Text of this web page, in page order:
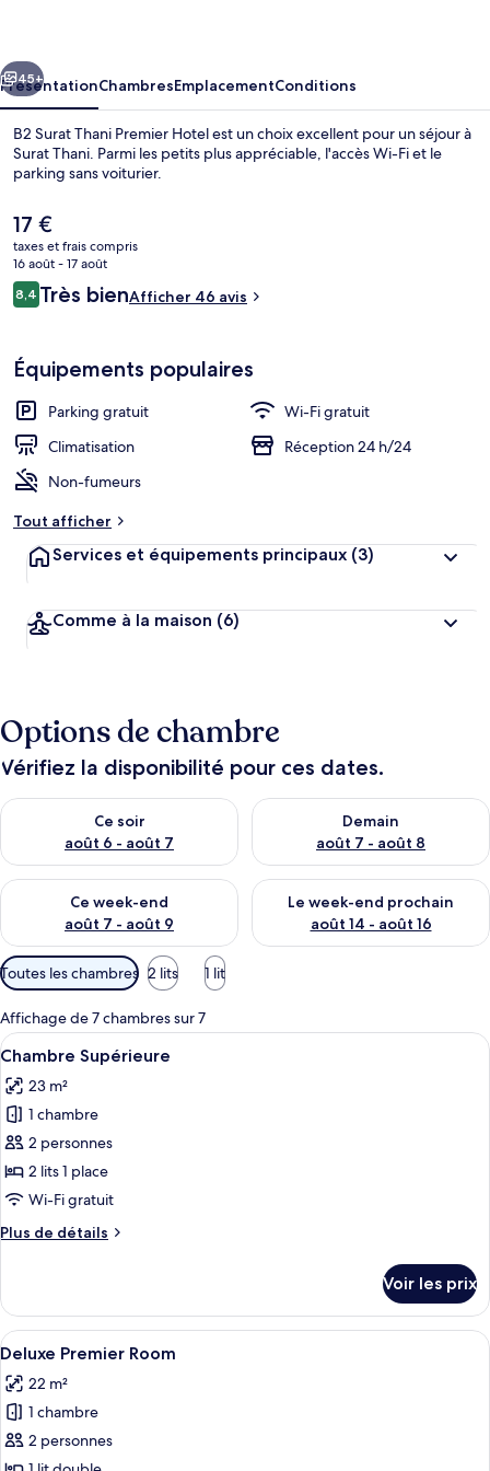
Hotel
Suivant
45+
PrésentationChambresEmplacementConditions
B2 Surat Thani Premier Hotel est un choix excellent pour un séjour à
Surat Thani. Parmi les petits plus appréciable, l'accès Wi-Fi et le
parking sans voiturier.
Le
prix
actuel
est
de
17 €
taxes et frais compris
16 août - 17 août
Avis
voyageurs
8,48,4 sur 10
Très bienAfficher 46 avis
Équipements populaires
Parking gratuit
Wi-Fi gratuit
Climatisation
Réception 24 h/24
Non-fumeurs
Tout afficher
Services et équipements principaux (3)
Comme à la maison (6)
Options de chambre
Vérifiez la disponibilité pour ces dates.
Ce soir
août 6 - août 7
Vérifier la disponibilité pour ce soir août 6 - août 7
Demain
août 7 - août 8
Vérifier la disponibilité pour
Ce week-end
août 7 - août 9
Vérifier la disponibilité pour ce week-end août 7 - août 9
Le week-end prochain
août 14 - août 16
Vérifier la disponibilité pour
Filtres
disponibles
pour
les
chambres
Toutes les chambres 2 lits 1 lit
Affichage de 7 chambres sur 7
Afficher
toutes
les
photos
pour
ce
type
chambre :
Une chambre d’hôtel avec deux
7
Chambre Supérieure
23 m²
1 chambre
2 personnes
2 lits 1 place
Wi-Fi gratuit
Plus de détails
Plus
le
type
de
Chambre
Supérieure
Voir les prix
Afficher
toutes
les
photos
pour
Une chambre d’hôtel moderne
8
Deluxe Premier Room
22 m²
1 chambre
2 personnes